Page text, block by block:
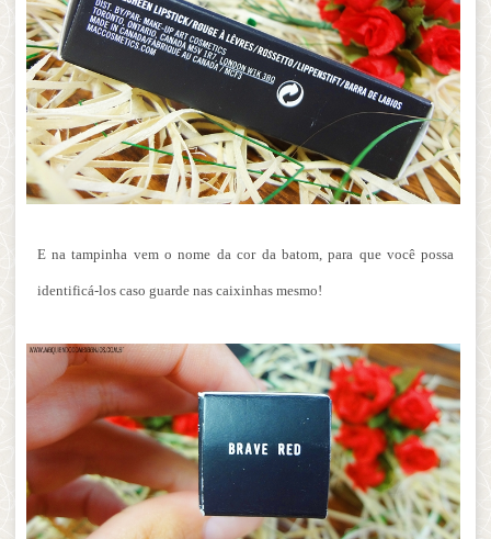
E na tampinha vem o nome da cor da batom, para que você possa
identificá-los caso guarde nas caixinhas mesmo!